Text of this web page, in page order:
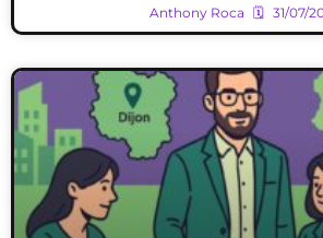
Anthony Roca 31/07/